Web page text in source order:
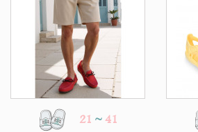
21 ~ 41